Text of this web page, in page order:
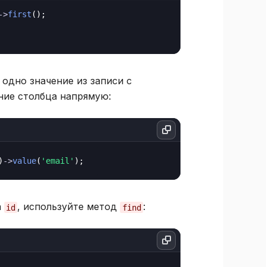
>first ();
значение из записи с
столбца напрямую:
->value( 'email'
id , используйте метод find :